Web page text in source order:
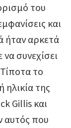
του
και
ήταν αρκετά
συνεχίσει
το
ηλικία της
Gillis και
αυτός που